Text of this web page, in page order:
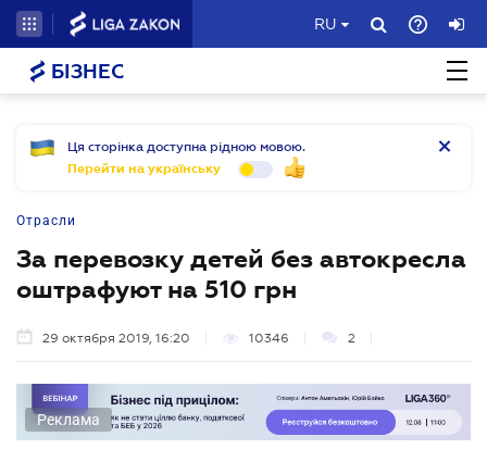
RU
БІЗНЕС
Ця сторінка доступна рідною мовою.
Перейти на українську
Отрасли
За перевозку детей без автокресла
оштрафуют на 510 грн
29 октября 2019, 16:20 10346 2
Реклама